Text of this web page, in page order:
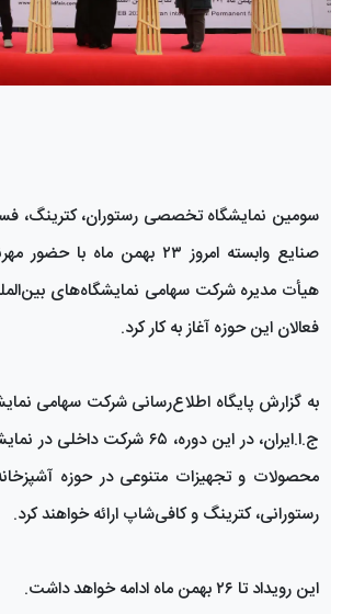
سومین نمایشگاه تخصصی رستوران، کترینگ،
صنایع وابسته امروز ۲۳ بهمن
هیأت مدیره شرکت سهامی نمایشگاه‌های
فعالان این حوزه آغاز به کار کرد.
به گزارش پایگاه اطلاع‌رسانی شرکت سهامی
ج.ا.ایران، در این دوره، ۶۵ شرکت
محصولات و تجهیزات متنوعی در حوزه
رستورانی، کترینگ و کافی‌شاپ ارائه خواهند کرد.
این رویداد تا ۲۶ بهمن ماه ادامه خواهد داشت.